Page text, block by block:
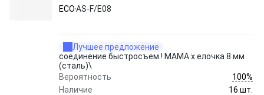
ECOAS-F/E08
Лучшее предложение
соединение быстросъем.! МАМА х елочка 8 мм
(сталь)\
Вероятность
100%
Наличие
16 шт.